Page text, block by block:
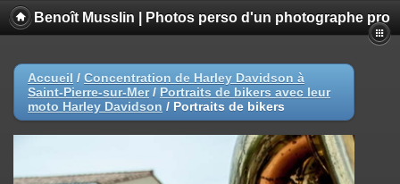
Benoît Musslin | Photos perso d'un photographe pro
Accueil / Concentration de Harley Davidson à
Saint-Pierre-sur-Mer/ Portraits de bikers avec leur
moto Harley Davidson / Portraits de bikers